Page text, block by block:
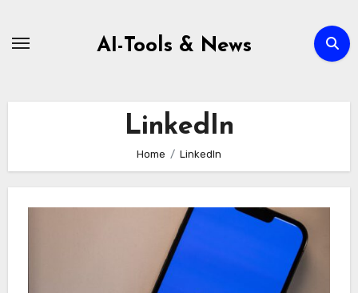
AI-Tools & News
LinkedIn
Home LinkedIn